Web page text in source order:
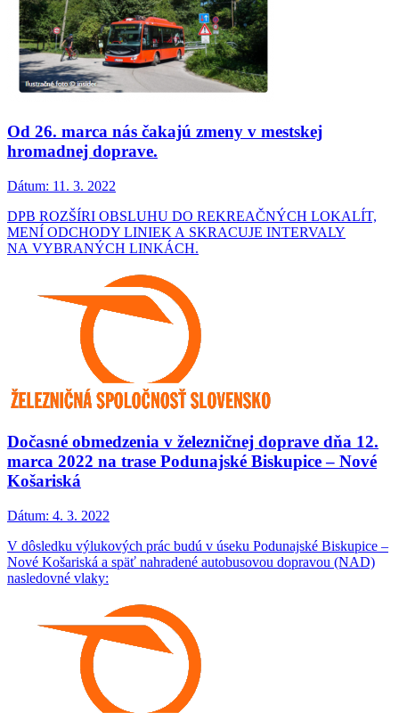
Od 26. marca nás čakajú zmeny v mestskej
hromadnej doprave.
Dátum: 11. 3. 2022
DPB ROZŠÍRI OBSLUHU DO REKREAČNÝCH LOKALÍT,
MENÍ ODCHODY LINIEK A SKRACUJE INTERVALY
NA VYBRANÝCH LINKÁCH.
Dočasné obmedzenia v železničnej doprave dňa 12.
marca 2022 na trase Podunajské Biskupice – Nové
Košariská
Dátum: 4. 3. 2022
V dôsledku výlukových prác budú v úseku Podunajské Biskupice –
Nové Košariská a späť nahradené autobusovou dopravou (NAD)
nasledovné vlaky: